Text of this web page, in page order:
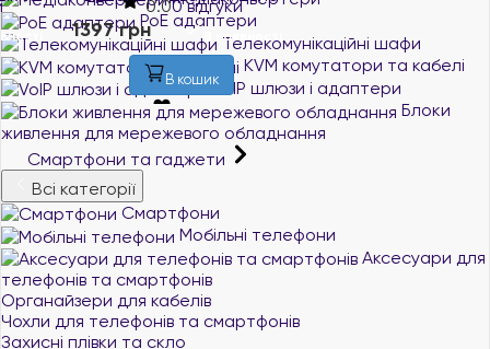
PoE адаптери
Телекомунікаційні шафи
KVM комутатори та кабелі
VoIP шлюзи і адаптери
Блоки
живлення для мережевого обладнання
Смартфони та гаджети
Всі категорії
Смартфони
Мобільні телефони
Аксесуари для
телефонів та смартфонів
Органайзери для кабелів
Чохли для телефонів та смартфонів
Захисні плівки та скло
0.00 відгуки
В наявності
1397 грн
В кошик
В наявності
В кошик